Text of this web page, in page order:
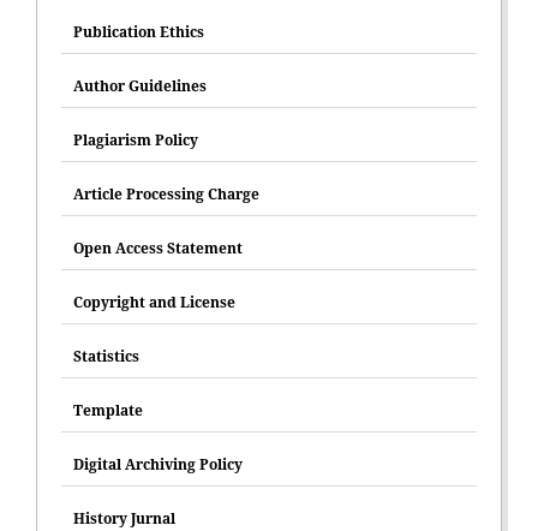
Publication Ethics
Author Guidelines
Plagiarism Policy
Article Processing Charge
Open Access Statement
Copyright and License
Statistics
Template
Digital Archiving Policy
History Jurnal